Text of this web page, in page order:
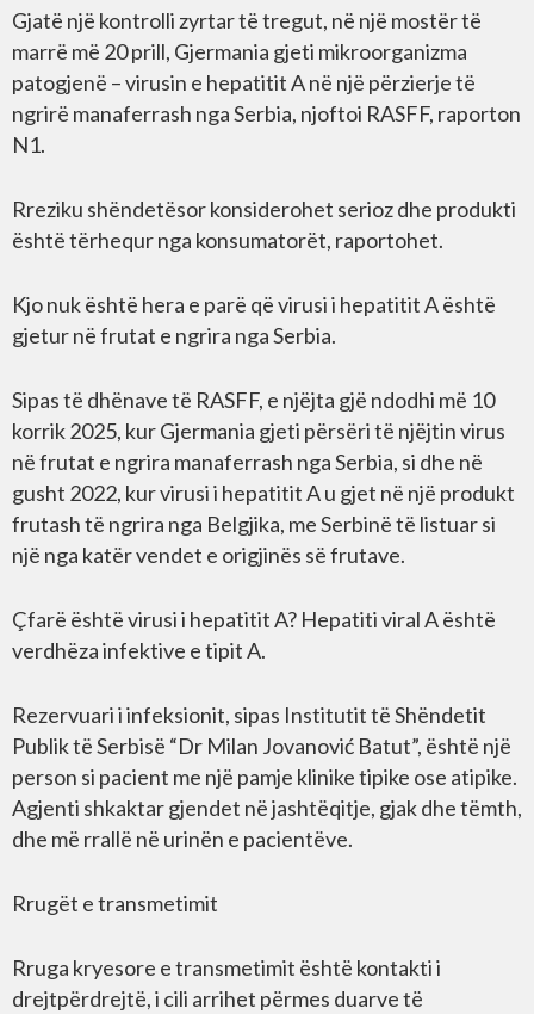
Gjatë një kontrolli zyrtar të tregut, në një mostër të
marrë më 20 prill, Gjermania gjeti mikroorganizma
patogjenë – virusin e hepatitit A në një përzierje të
ngrirë manaferrash nga Serbia, njoftoi RASFF, raporton
N1.
Rreziku shëndetësor konsiderohet serioz dhe produkti
është tërhequr nga konsumatorët, raportohet.
Kjo nuk është hera e parë që virusi i hepatitit A është
gjetur në frutat e ngrira nga Serbia.
Sipas të dhënave të RASFF, e njëjta gjë ndodhi më 10
korrik 2025, kur Gjermania gjeti përsëri të njëjtin virus
në frutat e ngrira manaferrash nga Serbia, si dhe në
gusht 2022, kur virusi i hepatitit A u gjet në një produkt
frutash të ngrira nga Belgjika, me Serbinë të listuar si
një nga katër vendet e origjinës së frutave.
Çfarë është virusi i hepatitit A? Hepatiti viral A është
verdhëza infektive e tipit A.
Rezervuari i infeksionit, sipas Institutit të Shëndetit
Publik të Serbisë “Dr Milan Jovanović Batut”, është një
person si pacient me një pamje klinike tipike ose atipike.
Agjenti shkaktar gjendet në jashtëqitje, gjak dhe tëmth,
dhe më rrallë në urinën e pacientëve.
Rrugët e transmetimit
Rruga kryesore e transmetimit është kontakti i
drejtpërdrejtë, i cili arrihet përmes duarve të